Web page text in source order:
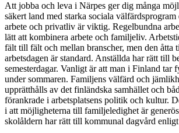
Att jobba och leva i Närpes ger dig många
säkert land med starka sociala
arbete och privatliv är viktig. Regelbundna
lätt att kombinera arbete och familjeliv.
fält till fält och mellan branscher, men den åtta
arbetsdagen är standard. Anställda har rätt till
semesterdagar. Vanligt är att man i Finland tar
under sommaren. Familjens välfärd och
upprätthålls av det finländska samhället och
förankrade i arbetsplatsens politik och kultur.
i att möjligheterna till familjeledighet är
skolåldern har rätt till kommunal dagvård